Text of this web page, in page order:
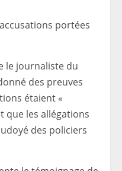
portées
le journaliste du
des preuves
étaient «
que les allégations
des policiers